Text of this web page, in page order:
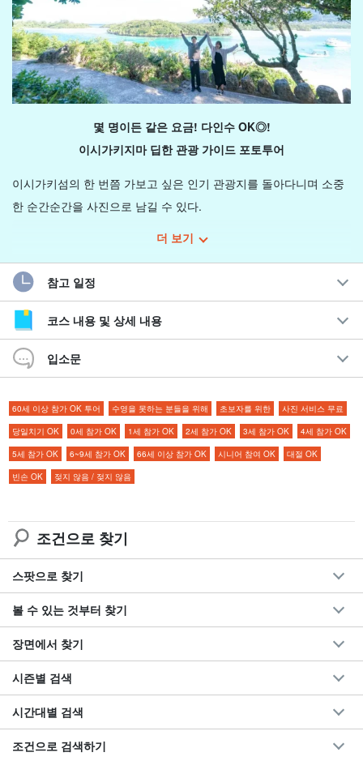
몇 명이든 같은 요금! 다인수 OK◎!
이시가키지마 딥한 관광 가이드 포토투어
이시가키섬의 한 번쯤 가보고 싶은 인기 관광지를 돌아다니며 소중
한 순간순간을 사진으로 남길 수 있다.
우선은 이곳에 가야 한다! 왕도의 이시가키섬
사실 이렇게 다르다! 이시가키섬 이야기
이시가키섬을 잘 아는 전문 사진작가의 안내로 이시가키섬의 매력
을 만끽해 보세요☆.
특별한 순간을 프로페셔널한 렌즈로 담아보자!
웨딩과 가족사진을 일상적으로 촬영하는 포토그래퍼가 안내하기 때
문이다,투어와 동시에 프로급 퀄리티의 기념사진 촬영도 가능합니
더 보기
참고 일정
코스 내용 및 상세 내용
입소문
60세 이상 참가 OK 투어 수영을 못하는 분들을 위해 초보자를 위한
사진 서비스 무료
당일치기 OK
0세 참가 OK 1세 참가 OK 2세 참가 OK 3세 참가 OK
4세 참가 OK
5세 참가 OK
6~9세 참가 OK 66세 이상 참가 OK 시니어 참여 OK
대절 OK
빈손 OK
젖지 않음 / 젖지 않음
조건으로 찾기
스팟으로 찾기
볼 수 있는 것부터 찾기
장면에서 찾기
시즌별 검색
시간대별 검색
조건으로 검색하기